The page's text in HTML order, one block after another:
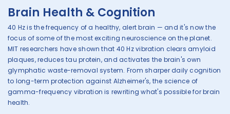
Brain Health & Cognition
40 Hz is the frequency of a healthy, alert brain — and it's now the
focus of some of the most exciting neuroscience on the planet.
MIT researchers have shown that 40 Hz vibration clears amyloid
plaques, reduces tau protein, and activates the brain's own
glymphatic waste-removal system. From sharper daily cognition
to long-term protection against Alzheimer's, the science of
gamma-frequency vibration is rewriting what's possible for brain
health.